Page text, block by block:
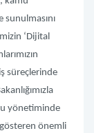
sunulmasını
‘Dijital
süreçlerinde
yönetiminde
önemli